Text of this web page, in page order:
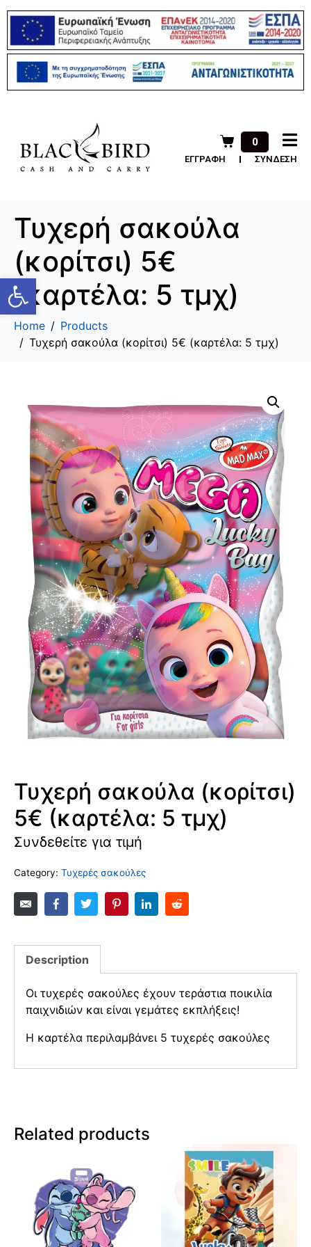
Ανοίξτε τη γραμμή εργαλείων
0
ΕΓΓΡΑΦΗ ΣΥΝΔΕΣΗ
Τυχερή σακούλα
(κορίτσι) 5€
(καρτέλα: 5 τμχ)
Home
Products
Τυχερή σακούλα (κορίτσι) 5€ (καρτέλα: 5 τμχ)
Τυχερή σακούλα (κορίτσι)
5€ (καρτέλα: 5 τμχ)
Συνδεθείτε για τιμή
Category: Τυχερές σακούλες
Description
Οι τυχερές σακούλες έχουν τεράστια ποικιλία
παιχνιδιών και είναι γεμάτες εκπλήξεις!
Η καρτέλα περιλαμβάνει 5 τυχερές σακούλες
Related products